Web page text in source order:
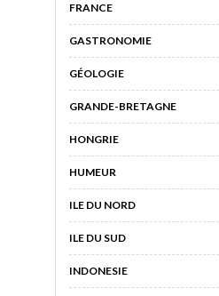
FRANCE
GASTRONOMIE
GÉOLOGIE
GRANDE-BRETAGNE
HONGRIE
HUMEUR
ILE DU NORD
ILE DU SUD
INDONESIE